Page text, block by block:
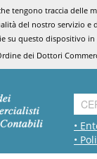
tengono traccia
del nostro servizio e
su questo dispositivo
dei Dottori
•
•